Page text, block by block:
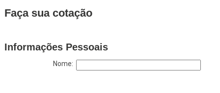
Faça sua cotação
Informações Pessoais
Nome: